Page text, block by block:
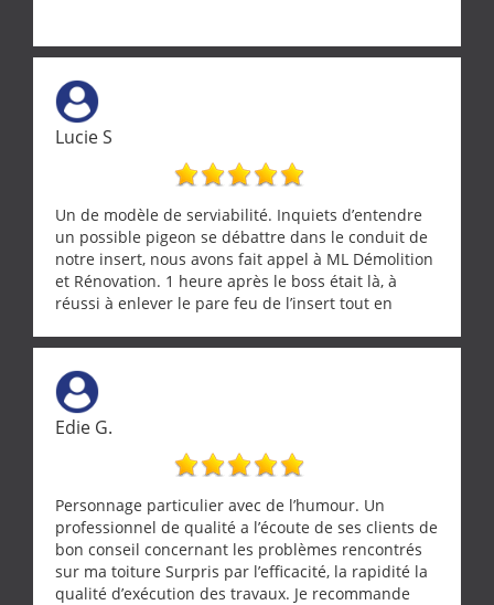
Lucie S
Un de modèle de serviabilité. Inquiets d’entendre
un possible pigeon se débattre dans le conduit de
notre insert, nous avons fait appel à ML Démolition
et Rénovation. 1 heure après le boss était là, à
réussi à enlever le pare feu de l’insert tout en
tourterelle et s’est ensuite patiemment occupé de
l’oiseau jusqu’à ce qu’il reprenne ses esprits et
puisse s’envoler. Après quoi il a procédé au
ramonage de notre insert avec dextérité et une
grande propreté, nous gratifiant également de
nombreux conseils concernant d’autres sujets. Un
entrepreneur comme on souhaite en rencontrer.
Encore un grand merci à lui.
Edie G.
Personnage particulier avec de l’humour. Un
professionnel de qualité a l’écoute de ses clients de
bon conseil concernant les problèmes rencontrés
sur ma toiture Surpris par l’efficacité, la rapidité la
qualité d’exécution des travaux. Je recommande